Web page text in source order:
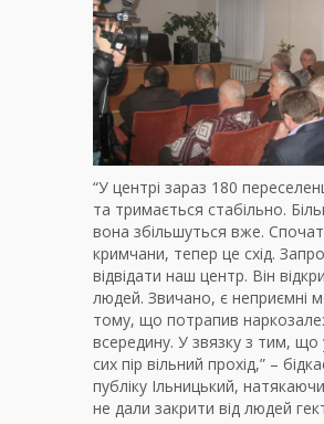
“У центрі зараз 180
та тримається стабільно.
вона збільшуться вже.
кримчани, тепер це схід.
відвідати наш центр. Він
людей. Звичано, є неприємні
тому, що потрапив
всередину. У звязку з тим, що
сих пір вільний прохід,” –
публіку Ільницький,
не дали закрити від людей